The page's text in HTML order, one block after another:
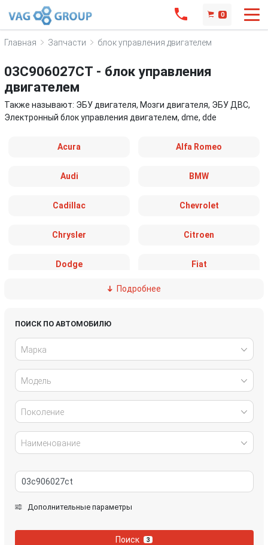
0
Главная Запчасти блок управления двигателем
03C906027CT - блок управления
двигателем
Также называют: ЭБУ двигателя, Мозги двигателя, ЭБУ ДВС,
Электронный блок управления двигателем, dme, dde
Acura Alfa Romeo
Audi BMW
Cadillac Chevrolet
Chrysler Citroen
Dodge Fiat
Honda
Kia
Land Rover
Mazda Mercedes-Benz
Nissan Opel
Подробнее
ПОИСК ПО АВТОМОБИЛЮ
Марка
Модель
Поколение
Наименование
Дополнительные параметры
Поиск 3